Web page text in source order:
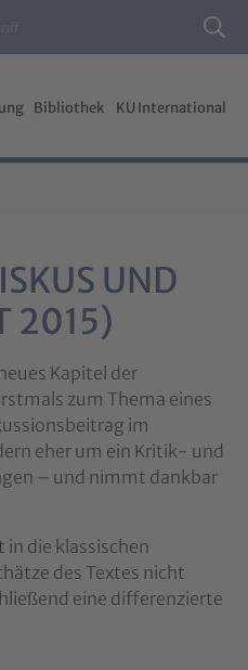
Bibliothek KU International
UND
2015)
Kapitel der
zum Thema eines
im
eher um ein Kritik- und
– und nimmt dankbar
die klassischen
des Textes nicht
eine differenzierte